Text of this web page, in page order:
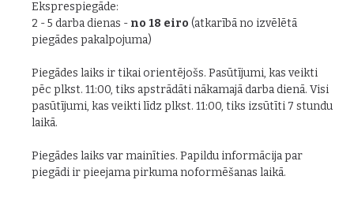
Eksprespiegāde:
2 - 5 darba dienas - no 18 eiro (atkarībā no izvēlētā
piegādes pakalpojuma)
Piegādes laiks ir tikai orientējošs. Pasūtījumi, kas veikti
pēc plkst. 11:00, tiks apstrādāti nākamajā darba dienā. Visi
pasūtījumi, kas veikti līdz plkst. 11:00, tiks izsūtīti 7 stundu
laikā.
Piegādes laiks var mainīties. Papildu informācija par
piegādi ir pieejama pirkuma noformēšanas laikā.